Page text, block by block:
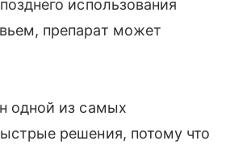
использования
препарат может
одной из самых
решения, потому что